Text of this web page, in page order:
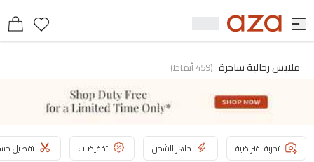
ملابس رجالية ساحرة (
459أنماط)
تجربة افتراضية جاهز للشحن تخفيضات تفصيل